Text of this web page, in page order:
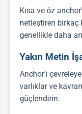
Kısa ve öz
netleştiren
genellikle daha
Yakın Metin
Anchor’ı
varlıklar ve
güçlendirin.